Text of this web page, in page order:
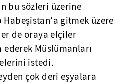
bu sözleri üzerine
gitmek üzere
de oraya elçiler
Müslümanları
istedi.
çok deri eşyalara